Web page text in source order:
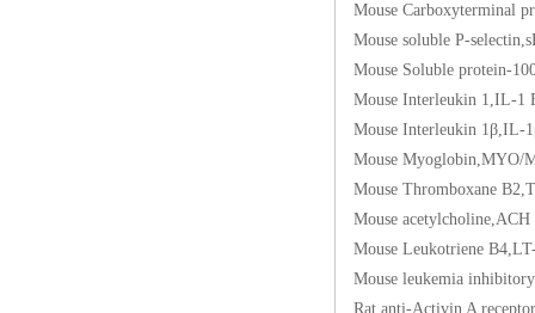
Mouse Carboxyterminal
Mouse soluble P-
Mouse Soluble protein-
Mouse Interleukin 1,IL-
Mouse Interleukin
Mouse
Mouse Thromboxane
Mouse
Mouse Leukotriene
Mouse leukemia
Rat anti-Activin A